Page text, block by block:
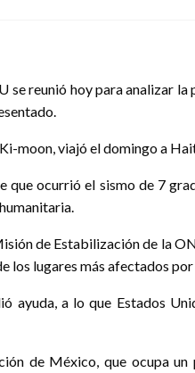
se reunió hoy para analizar
moon, viajó el domingo a
ocurrió el sismo de 7
de Estabilización de la
los lugares más afectados
ayuda, a lo que Estados
de México, que ocupa